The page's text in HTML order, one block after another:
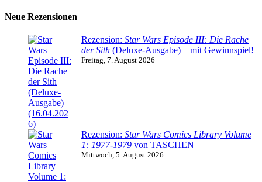
Neue Rezensionen
Rezension: Star Wars Episode III: Die Rache
der Sith (Deluxe-Ausgabe) – mit Gewinnspiel!
Freitag, 7. August 2026
Rezension: Star Wars Comics Library Volume
1: 1977-1979 von TASCHEN
Mittwoch, 5. August 2026